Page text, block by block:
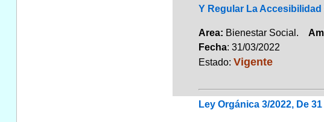
Y Regular La
Area: Bienestar Social.
Fecha: 31/03/2022
Estado: Vigente
Ley Orgánica 3/2022, De